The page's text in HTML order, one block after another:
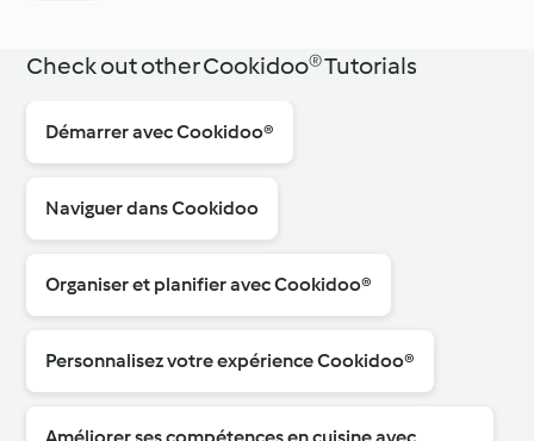
Check out other Cookidoo® Tutorials
Démarrer avec Cookidoo®
Naviguer dans Cookidoo
Organiser et planifier avec Cookidoo®
Personnalisez votre expérience Cookidoo®